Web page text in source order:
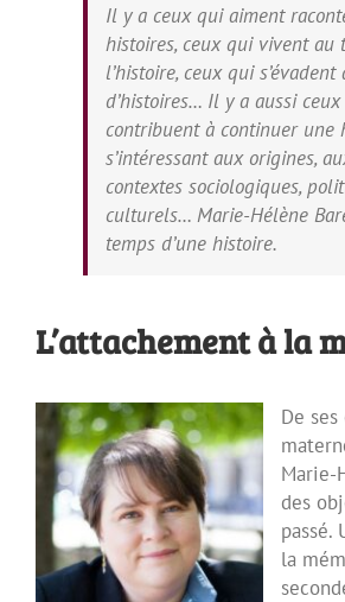
Il y a ceux qui aiment
histoires, ceux qui vivent au
l’histoire, ceux qui s’évadent
d’histoires… Il y a aussi
contribuent à continuer une
s’intéressant aux origines,
contextes sociologiques,
culturels… Marie-Hélène
temps d’une histoire.
L’attachement à la
De
Marie-
des
passé.
la